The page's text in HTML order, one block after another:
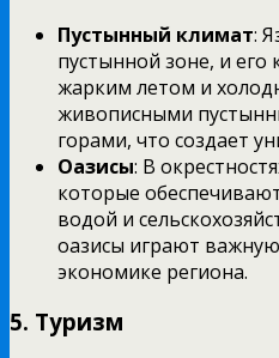
Пустынный климат:
пустынной зоне, и его
жарким летом и
живописными
горами, что создает
Оазисы: В
которые
водой и
оазисы играют
экономике региона.
5. Туризм